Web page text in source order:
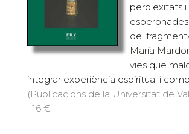
perplexitats
del
María
vies que
integrar experiència espiritual i
(Publicacions de la Universitat de
· 16 €